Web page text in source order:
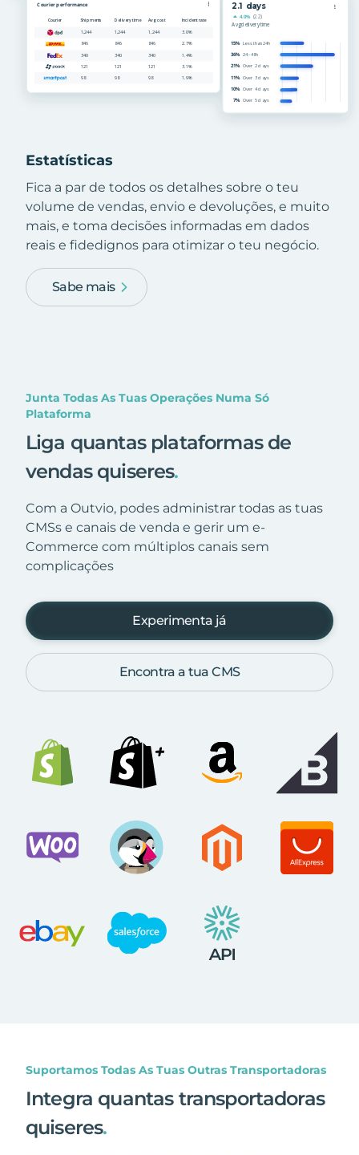
Estatísticas
Fica a par de todos os detalhes sobre o teu
volume de vendas, envio e devoluções, e muito
mais, e toma decisões informadas em dados
reais e fidedignos para otimizar o teu negócio.
Sabe mais
Junta Todas As Tuas Operações Numa Só
Plataforma
Liga quantas plataformas de
vendas quiseres.
Com a Outvio, podes administrar todas as tuas
CMSs e canais de venda e gerir um e-
Commerce com múltiplos canais sem
complicações
Experimenta já
Encontra a tua CMS
Suportamos Todas As Tuas Outras Transportadoras
Integra quantas transportadoras
quiseres.